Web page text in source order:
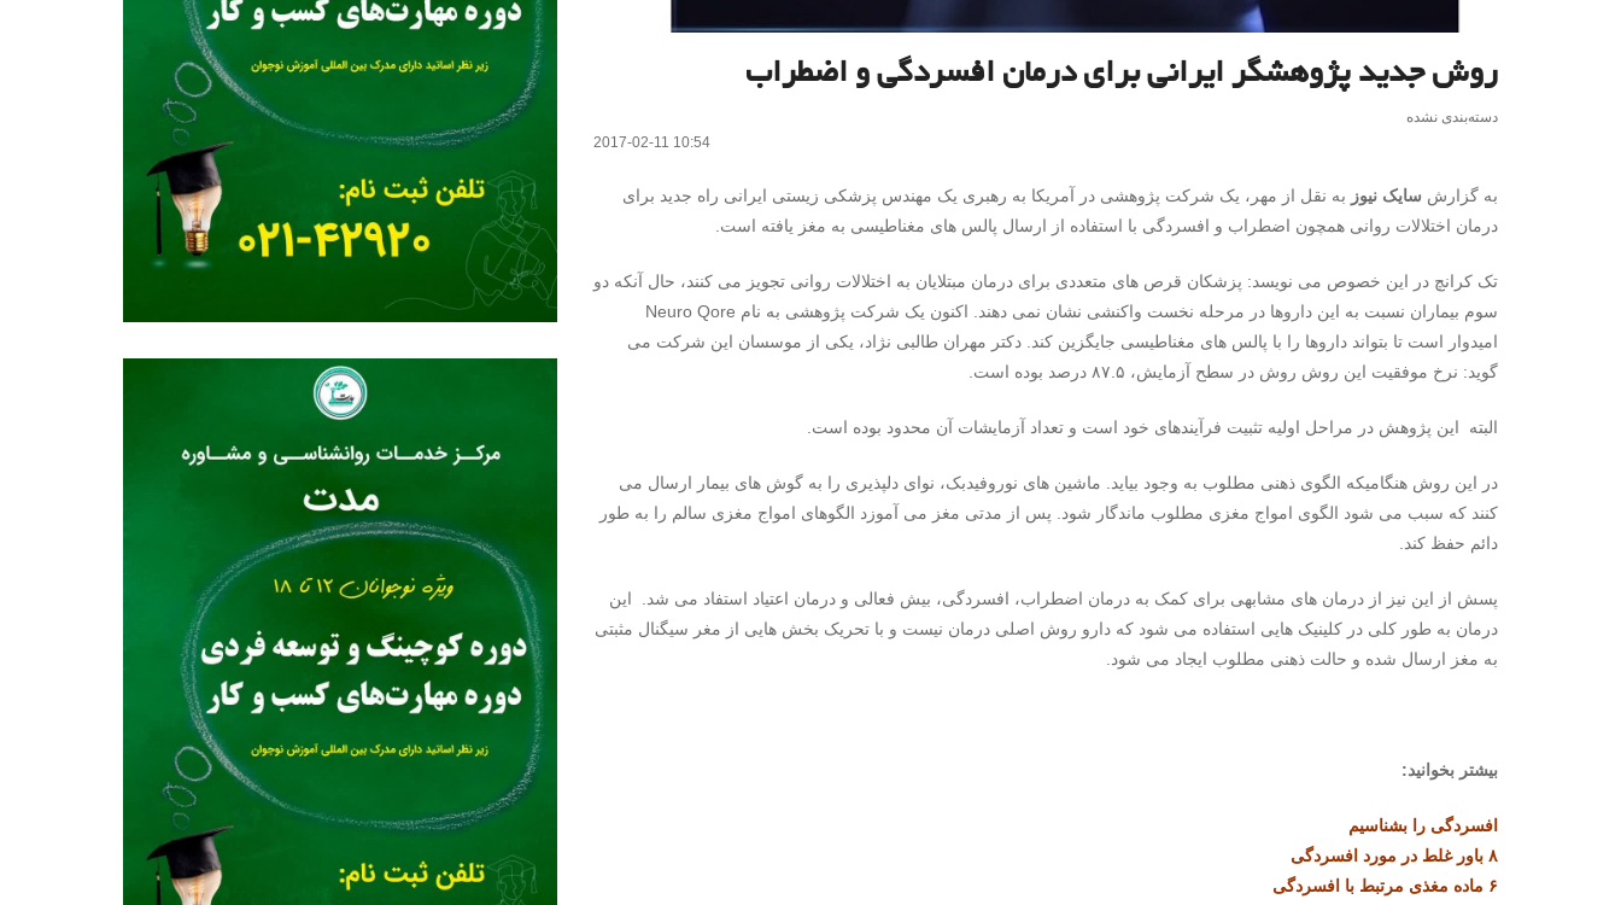
روش جدید پژوهشگر ایرانی برای درمان افسردگی و اضطراب
دسته‌بندی نشده
2017-02-11 10:54
به گزارش سایک نیوز به نقل از مهر، یک شرکت پژوهشی در آمریکا به رهبری یک مهندس پزشکی زیستی ایرانی راه جدید برای
درمان اختلالات روانی همچون اضطراب و افسردگی با استفاده از ارسال پالس های مغناطیسی به مغز یافته است.
تک کرانچ در این خصوص می نویسد: پزشکان قرص های متعددی برای درمان مبتلایان به اختلالات روانی تجویز می کنند، حال آنکه دو
سوم بیماران نسبت به این داروها در مرحله نخست واکنشی نشان نمی دهند. اکنون یک شرکت پژوهشی به نام Neuro Qore
امیدوار است تا بتواند داروها را با پالس های مغناطیسی جایگزین کند. دکتر مهران طالبی نژاد، یکی از موسسان این شرکت می
گوید: نرخ موفقیت این روش روش در سطح آزمایش، ۸۷.۵ درصد بوده است.
البته این پژوهش در مراحل اولیه تثبیت فرآیندهای خود است و تعداد آزمایشات آن محدود بوده است.
در این روش هنگامیکه الگوی ذهنی مطلوب به وجود بیاید. ماشین های نوروفیدبک، نوای دلپذیری را به گوش های بیمار ارسال می
کنند که سبب می شود الگوی امواج مغزی مطلوب ماندگار شود. پس از مدتی مغز می آموزد الگوهای امواج مغزی سالم را به طور
دائم حفظ کند.
پسش از این نیز از درمان های مشابهی برای کمک به درمان اضطراب، افسردگی، بیش فعالی و درمان اعتیاد استفاد می شد. این
درمان به طور کلی در کلینیک هایی استفاده می شود که دارو روش اصلی درمان نیست و با تحریک بخش هایی از مغر سیگنال مثبتی
به مغز ارسال شده و حالت ذهنی مطلوب ایجاد می شود.
بیشتر بخوانید:
افسردگی را بشناسیم
۸ باور غلط در مورد افسردگی
۶ ماده مغذی مرتبط با افسردگی